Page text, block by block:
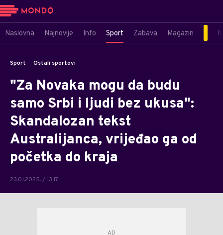
Naslovna Najnovije Info Sport Zabava Magazin
Sport Ostali sportovi
"Za Novaka mogu da budu
samo Srbi i ljudi bez ukusa":
Skandalozan tekst
Australijanca, vrijeđao ga od
početka do kraja
23.01.2025. / 13:17